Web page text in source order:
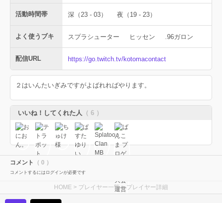
活動時間帯 深（23 - 03） 夜（19 - 23）
よく使うブキ スプラシューター ヒッセン .96ガロン
配信URL https://go.twitch.tv/kotomacontact
２はいんたいぎみですがよばれればやります。
いいね！してくれた人 （ 6 ）
コメント （ 0 ）
コメントするにはログインが必要です
HOME > プレイヤー一覧> プレイヤー詳細